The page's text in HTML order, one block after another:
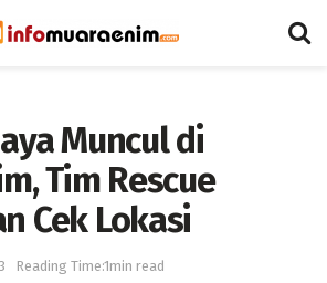
Muncul di
Tim Rescue
Cek Lokasi
Reading Time:1min read